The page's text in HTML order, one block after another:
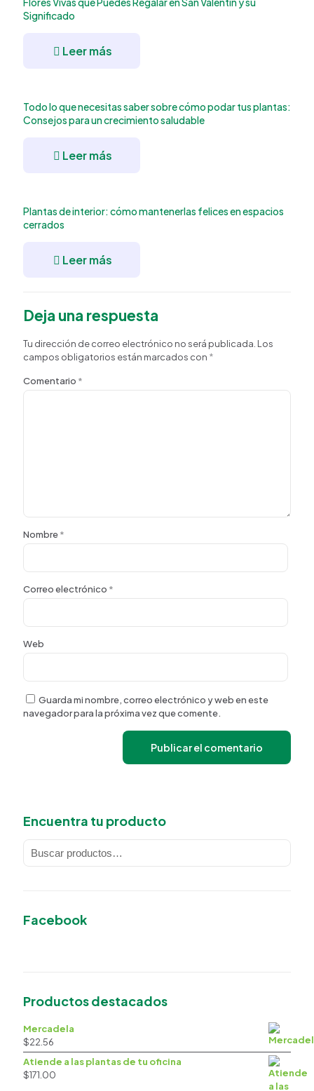
Significado
Leer más
Todo lo que necesitas saber sobre cómo podar tus plantas:
Consejos para un crecimiento saludable
Leer más
Plantas de interior: cómo mantenerlas felices en espacios
cerrados
Leer más
Deja una respuesta
Tu dirección de correo electrónico no será publicada. Los
campos obligatorios están marcados con *
Comentario *
Nombre*
Correo electrónico *
Web
Guarda mi nombre, correo electrónico y web en este
navegador para la próxima vez que comente.
Encuentra tu producto
Facebook
Productos destacados
Mercadela
$22.56
Atiende a las plantas de tu oficina
$171.00